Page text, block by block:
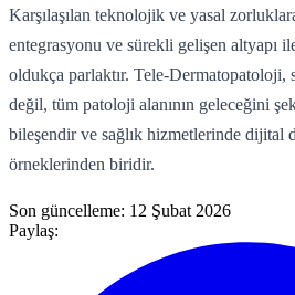
Karşılaşılan teknolojik ve yasal
entegrasyonu ve sürekli gelişen altyapı
oldukça parlaktır. Tele-Dermatopatoloji,
değil, tüm patoloji alanının geleceğini
bileşendir ve sağlık hizmetlerinde dijital
örneklerinden biridir.
Son güncelleme: 12 Şubat 2026
Paylaş: